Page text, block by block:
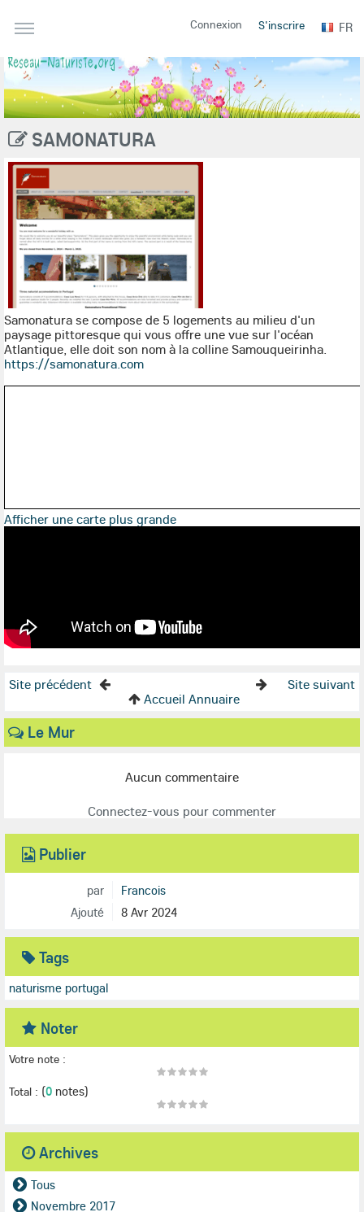
Connexion S'inscrire FR
SAMONATURA
Samonatura se compose de 5 logements au milieu d'un
paysage pittoresque qui vous offre une vue sur l'océan
Atlantique, elle doit son nom à la colline Samouqueirinha.
https://samonatura.com
Afficher une carte plus grande
Site précédent
Site suivant
Accueil Annuaire
Le Mur
Aucun commentaire
Connectez-vous pour commenter
Publier
par
Francois
Ajouté
8 Avr 2024
Tags
naturisme portugal
Noter
Votre note :
Total : (0 notes)
Archives
Tous
Novembre 2017